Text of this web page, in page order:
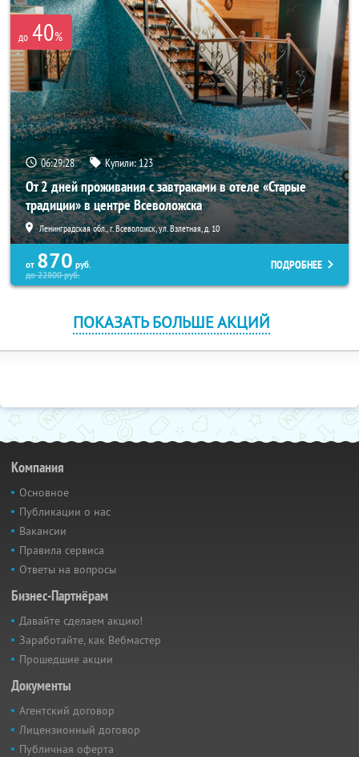
до 40%
06:29:28 Купили:123
От 2 дней проживания с завтраками в отеле «Старые
традиции» в центре Всеволожска
Ленинградская обл., г. Всеволожск, ул. Взлетная, д. 10
от 870 руб.
до22800руб.
ПОДРОБНЕЕ
ПОКАЗАТЬ БОЛЬШЕ АКЦИЙ
Компания
Основное
Публикации о нас
Вакансии
Правила сервиса
Ответы на вопросы
Бизнес-Партнёрам
Давайте сделаем акцию!
Заработайте, как Вебмастер
Прошедшие акции
Документы
Агентский договор
Лицензионный договор
Публичная оферта